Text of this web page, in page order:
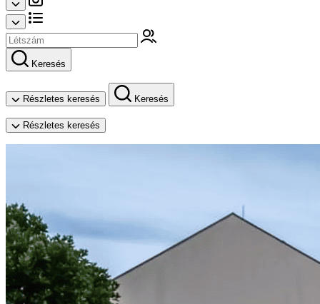
Keresés
Részletes keresés Keresés
Részletes keresés